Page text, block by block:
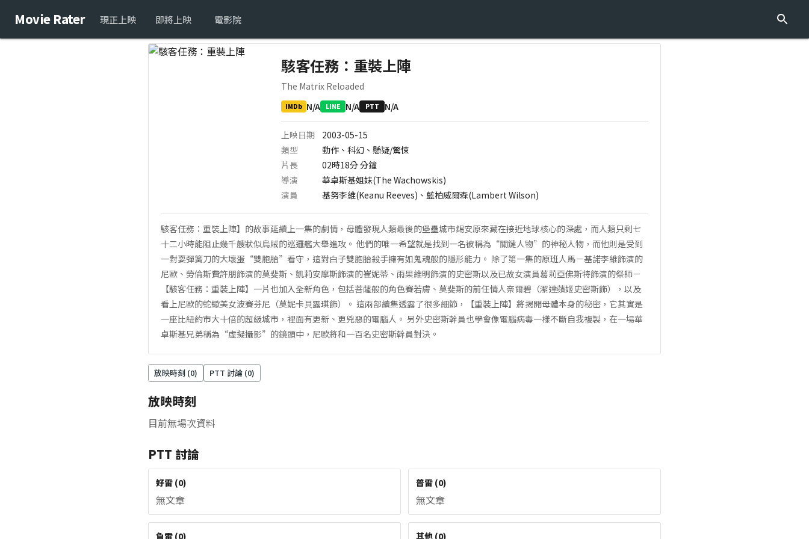
Movie Rater 現正上映 即將上映 電影院
駭客任務：重裝上陣
The Matrix Reloaded
IMDb N/A LINE N/A PTT N/A
上映日期
2003-05-15
類型
動作、科幻、懸疑/驚悚
片長
02時18分分鐘
導演
華卓斯基姐妹(The Wachowskis)
演員
基努李維(Keanu Reeves)、藍柏威爾森(Lambert Wilson)
駭客任務：重裝上陣】的故事延續上一集的劇情，母體發現人類最後的堡壘城市錫安原來藏在接近地球核心的深處，而人類只剩七
十二小時能阻止幾千艘狀似烏賊的巡邏艦大舉進攻。 他們的唯一希望就是找到一名被稱為“關鍵人物”的神秘人物，而他則是受到
一對耍彈簧刀的大壞蛋“雙胞胎”看守，這對白子雙胞胎殺手擁有如鬼魂般的隱形能力。 除了第一集的原班人馬－基諾李維飾演的
尼歐、勞倫斯費許朋飾演的莫斐斯、凱莉安摩斯飾演的崔妮蒂、雨果維明飾演的史密斯以及已故女演員葛莉亞佛斯特飾演的祭師－
【駭客任務：重裝上陣】一片也加入全新角色，包括菩薩般的角色賽若膚、莫斐斯的前任情人奈爾碧（潔達蘋姬史密斯飾），以及
看上尼歐的蛇蠍美女波賽芬尼（莫妮卡貝露琪飾）。 這兩部續集透露了很多細節，【重裝上陣】將揭開母體本身的秘密，它其實是
一座比紐約市大十倍的超級城市，裡面有更新、更兇惡的電腦人。 另外史密斯幹員也學會像電腦病毒一樣不斷自我複製，在一場華
卓斯基兄弟稱為“虛擬攝影”的鏡頭中，尼歐將和一百名史密斯幹員對決。
放映時刻 (0) PTT 討論 (0)
放映時刻
目前無場次資料
PTT 討論
好雷 (0)
無文章
普雷 (0)
無文章
負雷 (0) 其他 (0)